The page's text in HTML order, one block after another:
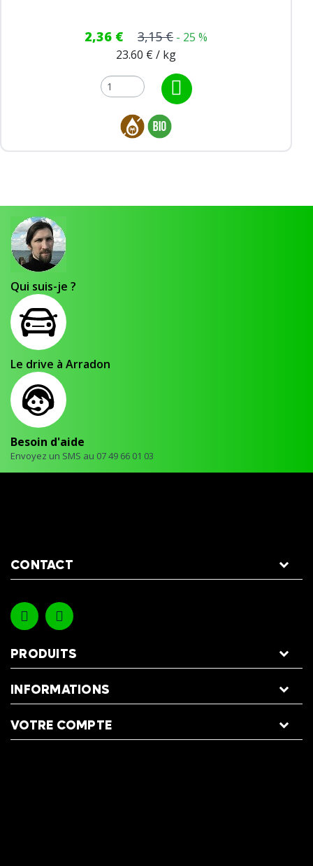
2,36 € 3,15 € - 25 %
23.60 € / kg
Qui suis-je ?
Le drive à Arradon
Besoin d'aide
Envoyez un SMS au 07 49 66 01 03
CONTACT
PRODUITS
INFORMATIONS
VOTRE COMPTE